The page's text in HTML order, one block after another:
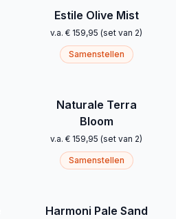
Estile Olive Mist
v.a. € 159,95 (set van 2)
Samenstellen
Naturale Terra
Bloom
v.a. € 159,95 (set van 2)
Samenstellen
Harmoni Pale Sand